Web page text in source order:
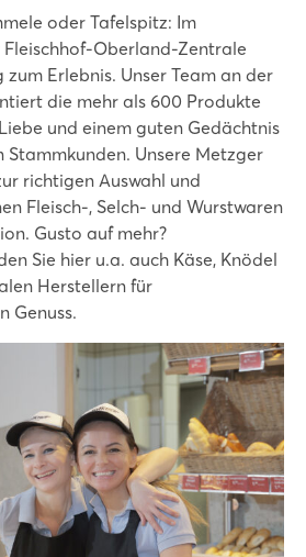
oder Tafelspitz: Im
Fleischhof-Oberland-Zentrale
Erlebnis. Unser Team an der
die mehr als 600 Produkte
und einem guten Gedächtnis
Stammkunden. Unsere Metzger
richtigen Auswahl und
Fleisch-, Selch- und Wurstwaren
Gusto auf mehr?
Sie hier u.a. auch Käse, Knödel
Herstellern für
Genuss.